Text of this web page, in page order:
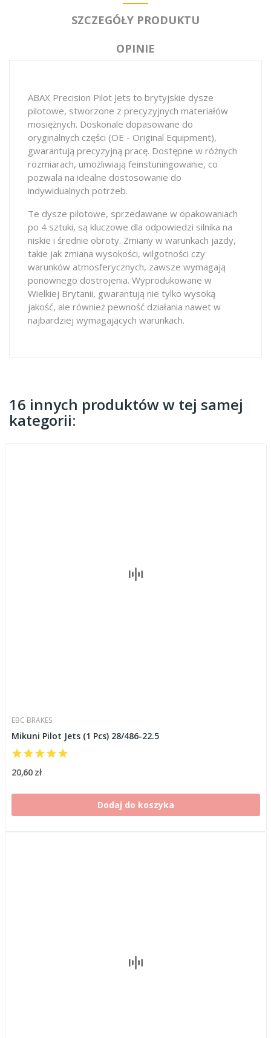
SZCZEGÓŁY PRODUKTU
OPINIE
ABAX Precision Pilot Jets to brytyjskie dysze
pilotowe, stworzone z precyzyjnych materiałów
mosiężnych. Doskonale dopasowane do
oryginalnych części (OE - Original Equipment),
gwarantują precyzyjną pracę. Dostępne w różnych
rozmiarach, umożliwiają feinstuningowanie, co
pozwala na idealne dostosowanie do
indywidualnych potrzeb.
Te dysze pilotowe, sprzedawane w opakowaniach
po 4 sztuki, są kluczowe dla odpowiedzi silnika na
niskie i średnie obroty. Zmiany w warunkach jazdy,
takie jak zmiana wysokości, wilgotności czy
warunków atmosferycznych, zawsze wymagają
ponownego dostrojenia. Wyprodukowane w
Wielkiej Brytanii, gwarantują nie tylko wysoką
jakość, ale również pewność działania nawet w
najbardziej wymagających warunkach.
16 innych produktów w tej samej
kategorii:
EBC BRAKES
Mikuni Pilot Jets (1 Pcs) 28/486-22.5
20,60 zł
Dodaj do koszyka